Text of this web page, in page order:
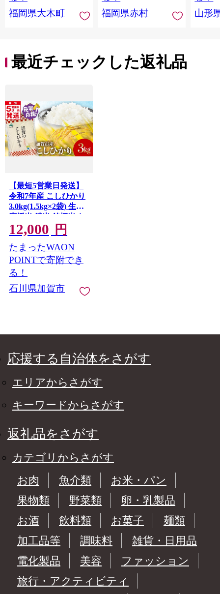
福岡県大木町
福岡県赤村
山形
最近チェックした返礼品
【最短5営業日発送】
令和7年産 こしひかり
3.0kg(1.5kg×2袋) 生活
応援米 精米 銘柄米 お
米 米 ギフト 贈り物 グ
ルメ 食品 復興応援米
F6P-3219
12,000 円
たまったWAON
POINTで寄附でき
る！
石川県加賀市
応援する自治体をさがす
エリアからさがす
キーワードからさがす
返礼品をさがす
カテゴリからさがす
お肉
魚介類
お米・パン
果物類
野菜類
卵・乳製品
お酒
飲料類 お菓子
麺類
加工品等
調味料
雑貨・日用品
電化製品
美容
ファッション
旅行・アクティビティ